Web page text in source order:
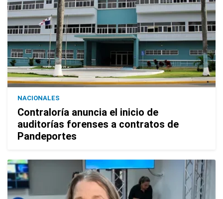
NACIONALES
Contraloría anuncia el inicio de
auditorías forenses a contratos de
Pandeportes